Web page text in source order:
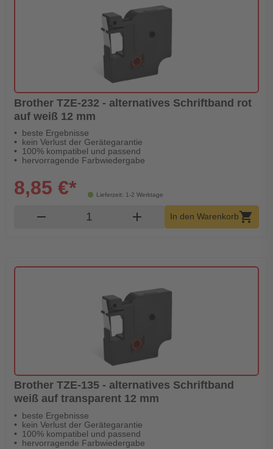
Brother TZE-232 - alternatives Schriftband rot
auf weiß 12 mm
beste Ergebnisse
kein Verlust der Gerätegarantie
100% kompatibel und passend
hervorragende Farbwiedergabe
Lieferzeit: 1-2 Werktage
8,85 €*
remove Produkt Warenkorb Menge
add In den Warenkorbshopping_cart
Brother TZE-135 - alternatives Schriftband
weiß auf transparent 12 mm
beste Ergebnisse
kein Verlust der Gerätegarantie
100% kompatibel und passend
hervorragende Farbwiedergabe